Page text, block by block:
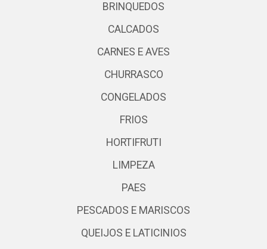
BRINQUEDOS
CALCADOS
CARNES E AVES
CHURRASCO
CONGELADOS
FRIOS
HORTIFRUTI
LIMPEZA
PAES
PESCADOS E MARISCOS
QUEIJOS E LATICINIOS